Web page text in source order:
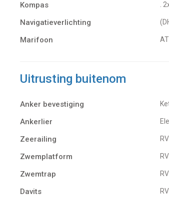
Kompas .
Navigatieverlichting
Marifoon
Uitrusting buitenom
Anker bevestiging
Ankerlier
Zeerailing
Zwemplatform
Zwemtrap
Davits